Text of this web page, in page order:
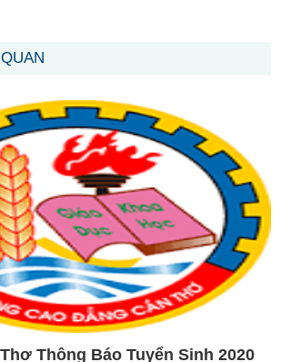
Thông Báo Tuyển Sinh 2020